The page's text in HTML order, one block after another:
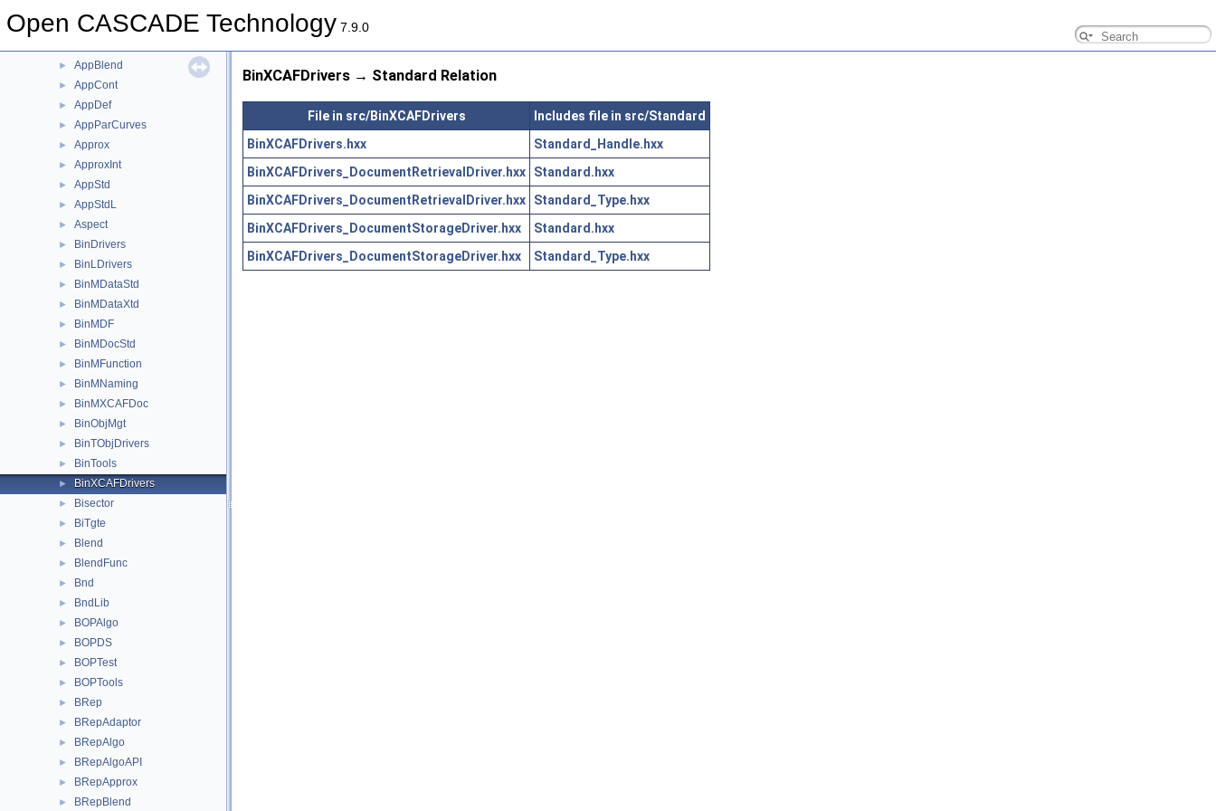
Open CASCADE Technology 7.9.0
► AIS
► AppBlend
► AppCont
► AppDef
► AppParCurves
► Approx
► ApproxInt
► AppStd
► AppStdL
► Aspect
► BinDrivers
► BinLDrivers
► BinMDataStd
► BinMDataXtd
► BinMDF
► BinMDocStd
► BinMFunction
► BinMNaming
► BinMXCAFDoc
► BinObjMgt
► BinTObjDrivers
► BinTools
► BinXCAFDrivers
► Bisector
► BiTgte
► Blend
► BlendFunc
► Bnd
► BndLib
► BOPAlgo
► BOPDS
► BOPTest
► BOPTools
► BRep
► BRepAdaptor
► BRepAlgo
► BRepAlgoAPI
► BRepApprox
► BRepBlend
BinXCAFDrivers → Standard Relation
File in src/BinXCAFDrivers
Includes file in src/Standard
BinXCAFDrivers.hxx
Standard_Handle.hxx
BinXCAFDrivers_DocumentRetrievalDriver.hxx
Standard.hxx
BinXCAFDrivers_DocumentRetrievalDriver.hxx
Standard_Type.hxx
BinXCAFDrivers_DocumentStorageDriver.hxx
Standard.hxx
BinXCAFDrivers_DocumentStorageDriver.hxx
Standard_Type.hxx